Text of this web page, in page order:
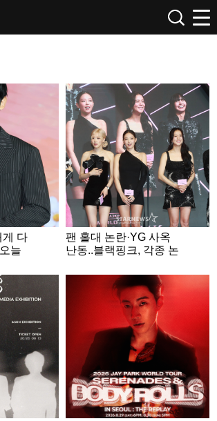
게 다
늘
팬 홀대 논란·YG 사옥
난동..블랙핑크, 각종 논
사 [종합]